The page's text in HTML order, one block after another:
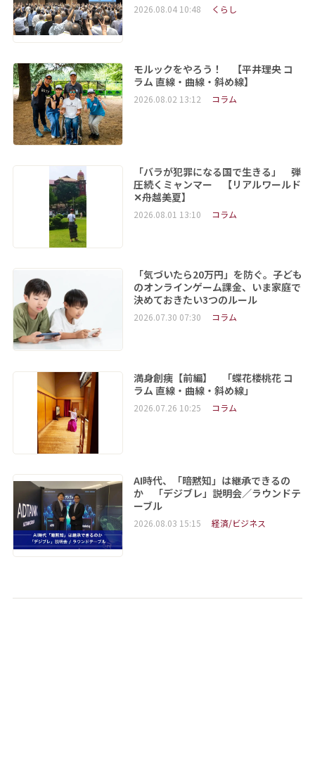
2026.08.04 10:48 くらし
モルックをやろう！ 【平井理央 コ
ラム 直線・曲線・斜め線】
2026.08.02 13:12 コラム
「バラが犯罪になる国で生きる」 弾
圧続くミャンマー 【リアルワールド
✕舟越美夏】
2026.08.01 13:10 コラム
「気づいたら20万円」を防ぐ。子ども
のオンラインゲーム課金、いま家庭で
決めておきたい3つのルール
2026.07.30 07:30 コラム
満身創痍【前編】 「蝶花楼桃花 コ
ラム 直線・曲線・斜め線」
2026.07.26 10:25 コラム
AI時代、「暗黙知」は継承できるの
か 「デジブレ」説明会／ラウンドテ
ーブル
2026.08.03 15:15 経済/ビジネス